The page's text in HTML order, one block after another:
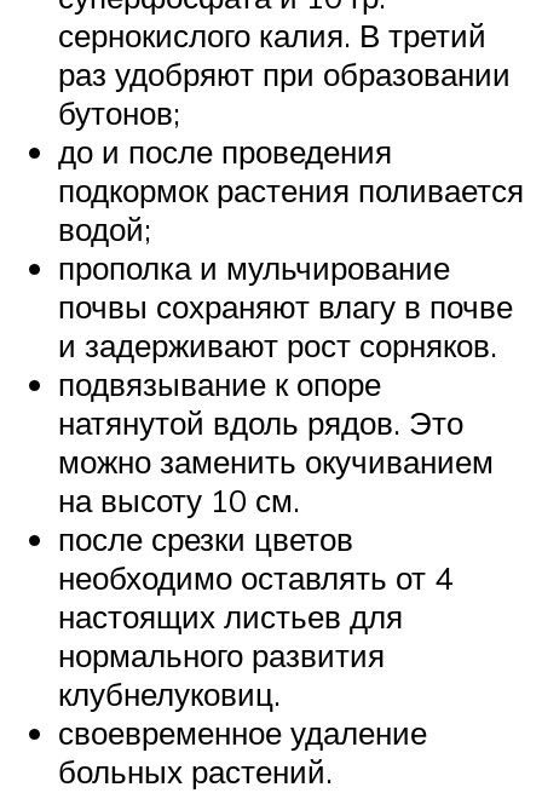
сернокислого калия. В третий
раз удобряют при образовании
бутонов;
до и после проведения
подкормок растения поливается
водой;
прополка и мульчирование
почвы сохраняют влагу в почве
и задерживают рост сорняков.
подвязывание к опоре
натянутой вдоль рядов. Это
можно заменить окучиванием
на высоту 10 см.
после срезки цветов
необходимо оставлять от 4
настоящих листьев для
нормального развития
клубнелуковиц.
своевременное удаление
больных растений.